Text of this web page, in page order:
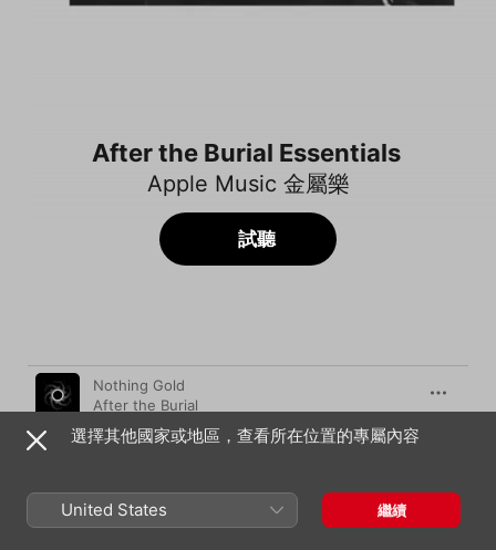
After the Burial Essentials
Apple Music 金屬樂
試聽
歌曲 時間
Nothing Gold
After the Burial
Lost In The Static
Behold The Crown
After the Burial
選擇其他國家或地區，查看所在位置的專屬內容
United States 繼續